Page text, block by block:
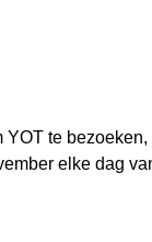
te
elke dag